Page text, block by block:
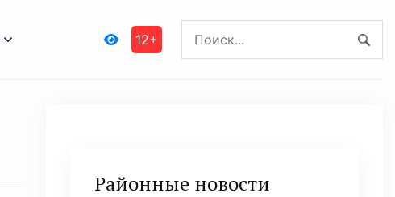
12+
Районные новости